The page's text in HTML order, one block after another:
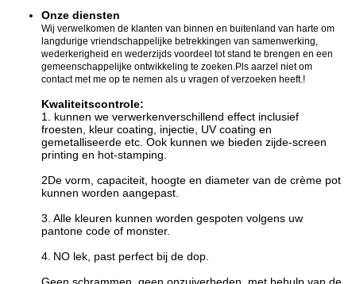
Onze diensten
Wij verwelkomen de klanten van binnen en buitenland van harte om
langdurige vriendschappelijke betrekkingen van samenwerking,
wederkerigheid en wederzijds voordeel tot stand te brengen en een
gemeenschappelijke ontwikkeling te zoeken.Pls aarzel niet om
contact met me op te nemen als u vragen of verzoeken heeft.!
Kwaliteitscontrole:
1. kunnen we verwerkenverschillend effect inclusief
froesten, kleur coating, injectie, UV coating en
gemetalliseerde etc. Ook kunnen we bieden zijde-screen
printing en hot-stamping.
2De vorm, capaciteit, hoogte en diameter van de crème pot
kunnen worden aangepast.
3. Alle kleuren kunnen worden gespoten volgens uw
pantone code of monster.
4. NO lek, past perfect bij de dop.